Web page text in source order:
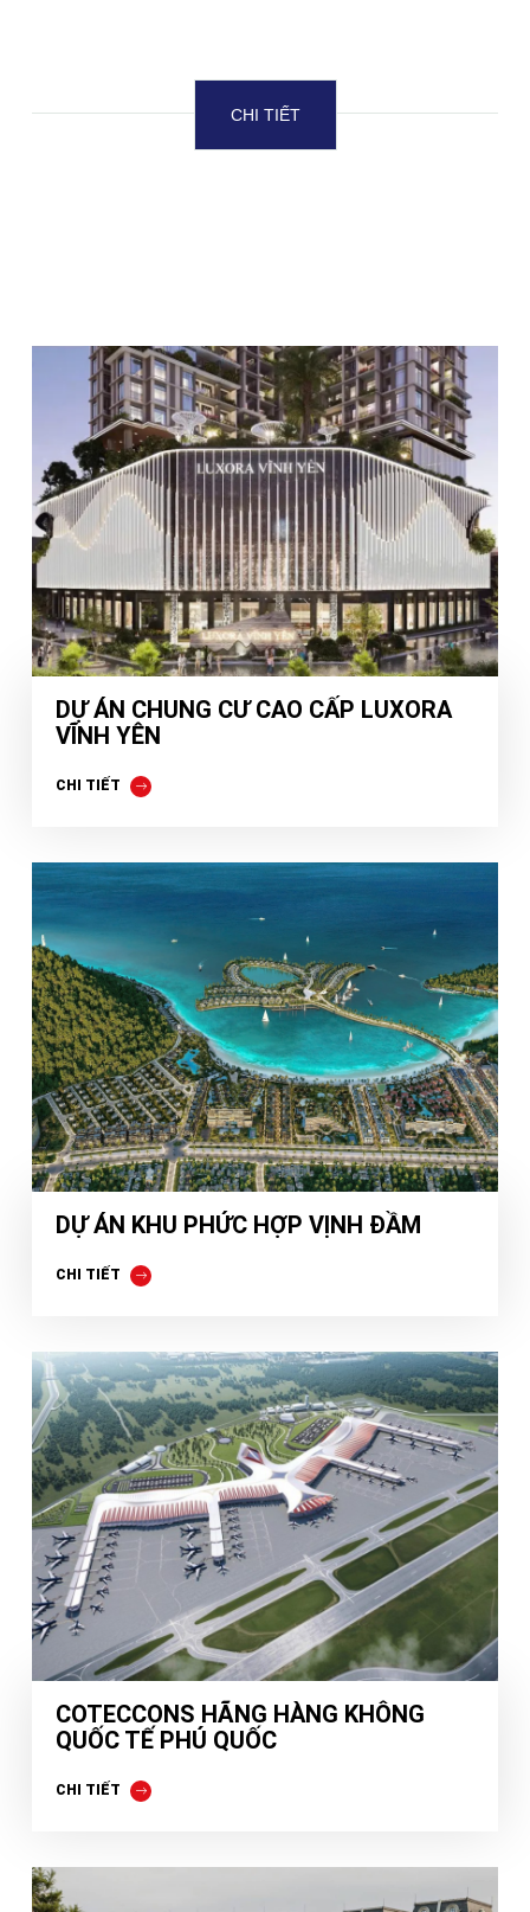
CHI TIẾT
DỰ ÁN CHUNG CƯ CAO CẤP LUXORA
VĨNH YÊN
CHI TIẾT
DỰ ÁN KHU PHỨC HỢP VỊNH ĐẦM
CHI TIẾT
COTECCONS HÃNG HÀNG KHÔNG
QUỐC TẾ PHÚ QUỐC
CHI TIẾT